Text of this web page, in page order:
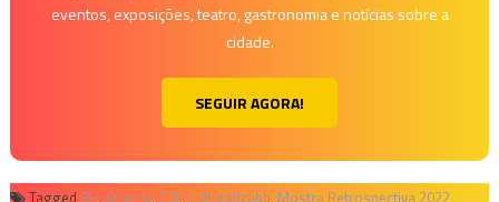
eventos, exposições, teatro, gastronomia e notícias sobre a
cidade.
SEGUIR AGORA!